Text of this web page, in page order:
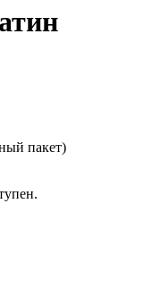
пакет)